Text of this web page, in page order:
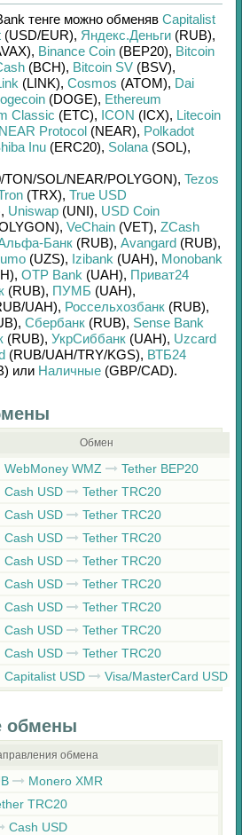
тенге можно обменяв Capitalist
(USD/EUR), Яндекс.Деньги (RUB),
, Binance Coin (BEP20), Bitcoin
(BCH), Bitcoin SV (BSV),
(LINK), Cosmos (ATOM), Dai
(DOGE), Ethereum
Classic (ETC), ICON (ICX), Litecoin
NEAR Protocol (NEAR), Polkadot
Inu (ERC20), Solana (SOL),
TON/SOL/NEAR/POLYGON), Tezos
(TRX), True USD
, Uniswap (UNI), USD Coin
, VeChain (VET), ZCash
Банк (RUB), Avangard (RUB),
(UZS), Izibank (UAH), Monobank
, OTP Bank (UAH), Приват24
(RUB), ПУМБ (UAH),
UAH), Россельхозбанк (RUB),
, Сбербанк (RUB), Sense Bank
(RUB), УкрСиббанк (UAH), Uzcard
(RUB/UAH/TRY/KGS), ВТБ24
или Наличные (GBP/CAD).
Обмен
WebMoney WMZ Tether BEP20
Cash USD Tether TRC20
Cash USD Tether TRC20
Cash USD Tether TRC20
Cash USD Tether TRC20
Cash USD Tether TRC20
Cash USD Tether TRC20
Cash USD Tether TRC20
Cash USD Tether TRC20
Capitalist USD Visa/MasterCard USD
обмены
обмена
Monero XMR
TRC20
Cash USD